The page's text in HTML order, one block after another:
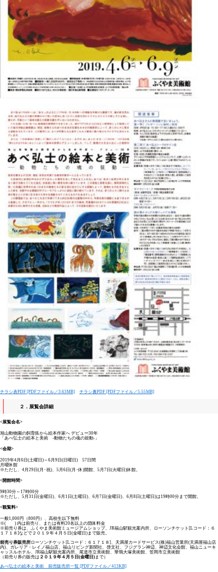
チラシ表PDF [PDFファイル／3.63MB] チラシ裏PDF [PDFファイル／5.55MB]
２．展覧会詳細
<展覧会名>
旭山動物園の飼育係から絵本作家へ デビュー30年
「あべ弘士の絵本と美術 -動物たちの魂の鼓動-」
<会期>
2019年4月6日(土曜日)～6月9日(日曜日) 57日間
月曜休館
※ただし、4月29日(月･祝)、5月6日(月･休)開館、5月7日(火曜日)休館。
<開館時間>
9時30分～17時00分
※ただし、5月31日(金曜日)、6月1日(土曜日)、6月7日(金曜日)、6月8日(土曜日)は19時00分まで開館。
<観覧料>
一般1,000円（800円）、高校生以下無料
※( ) 内は前売り、または有料20名以上の団体料金
※前売り券は、ふくやま美術館ミュージアムショップ、JR福山駅観光案内所、ローソンチケット[Lコード：６
１７１８]などで２０１９年４月５日(金曜日)まで販売。
前売り券販売所ローソンチケット[Lコード：６１７１８]、天満屋カードサービス(株)福山営業所(天満屋福山店
内)、ガレリア・レイノ福山店、福山リビング新聞社、啓文社、フジグラン神辺、神辺文化会館、福山ニューキ
ャッスルホテル、JR福山駅観光案内所、尾道市立美術館、華鴒大塚美術館、笠岡市立美術館
（前売り券の販売は ２０１９年４月５日(金曜日) まで）
あべ弘士の絵本と美術 前売販売所一覧 [PDFファイル／413KB]